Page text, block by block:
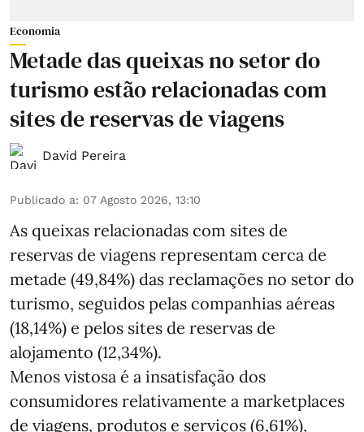
Economia
Metade das queixas no setor do
turismo estão relacionadas com
sites de reservas de viagens
David Pereira
Publicado a: 07 Agosto 2026, 13:10
As queixas relacionadas com sites de
reservas de viagens representam cerca de
metade (49,84%) das reclamações no setor do
turismo, seguidos pelas companhias aéreas
(18,14%) e pelos sites de reservas de
alojamento (12,34%).
Menos vistosa é a insatisfação dos
consumidores relativamente a marketplaces
de viagens, produtos e serviços (6,61%),